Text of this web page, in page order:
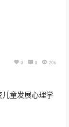
0 0 206
童发展心理学